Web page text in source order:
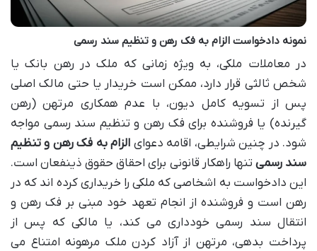
نمونه دادخواست الزام به فک رهن و تنظیم سند رسمی
در معاملات ملکی، به ویژه زمانی که ملک در رهن بانک یا
شخص ثالثی قرار دارد، ممکن است خریدار یا حتی مالک اصلی
پس از تسویه کامل دیون، با عدم همکاری مرتهن (رهن
گیرنده) یا فروشنده برای فک رهن و تنظیم سند رسمی مواجه
شود. در چنین شرایطی، اقامه دعوای الزام به فک رهن و تنظیم
سند رسمی تنها راهکار قانونی برای احقاق حقوق ذینفعان است.
این دادخواست به اشخاصی که ملکی را خریداری کرده اند که در
رهن است و فروشنده از انجام تعهد خود مبنی بر فک رهن و
انتقال سند رسمی خودداری می کند، یا مالکی که پس از
پرداخت بدهی، مرتهن از آزاد کردن ملک مرهونه امتناع می